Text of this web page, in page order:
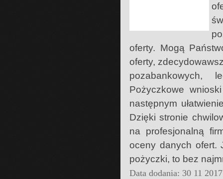
oferty. Mogą
oferty,
pozabankowych,
Pożyczkowe
następnym
Dzięki stronie
na profesjonalną
oceny danych ofert.
pożyczki, to bez
Data dodania: 30 11